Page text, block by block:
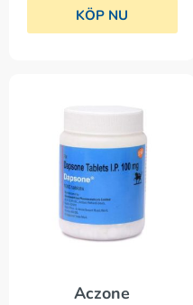
KÖP NU
Aczone